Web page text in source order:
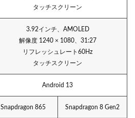
タッチスクリーン
3.92インチ、AMOLED
解像度 1240 × 1080、31:27
リフレッシュレート60Hz
タッチスクリーン
Android 13
Snapdragon 865 Snapdragon 8 Gen2